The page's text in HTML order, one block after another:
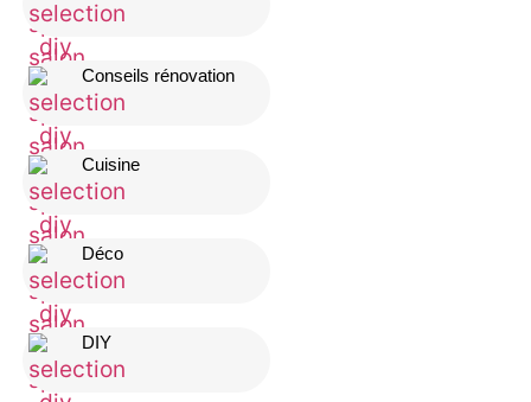
Conseils rénovation
Cuisine
Déco
DIY